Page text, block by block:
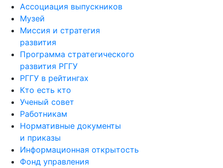
Ассоциация выпускников
Музей
Миссия и стратегия
развития
Программа стратегического
развития РГГУ
РГГУ в рейтингах
Кто есть кто
Ученый совет
Работникам
Нормативные документы
и приказы
Информационная открытость
Фонд управления